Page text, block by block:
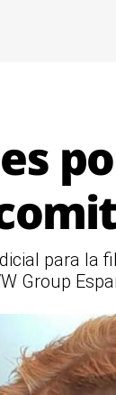
para la
Group